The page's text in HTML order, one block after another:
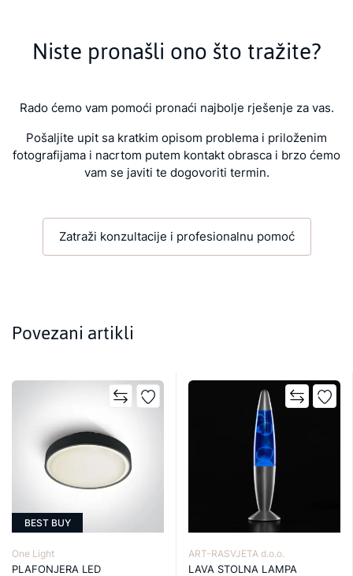
Niste pronašli ono što tražite?
Rado ćemo vam pomoći pronaći najbolje rješenje za vas.
Pošaljite upit sa kratkim opisom problema i priloženim
fotografijama i nacrtom putem kontakt obrasca i brzo ćemo
vam se javiti te dogovoriti termin.
Zatraži konzultacije i profesionalnu pomoć
Povezani artikli
BEST BUY
One Light
PLAFONJERA LED
ART-RASVJETA d.o.o.
LAVA STOLNA LAMPA